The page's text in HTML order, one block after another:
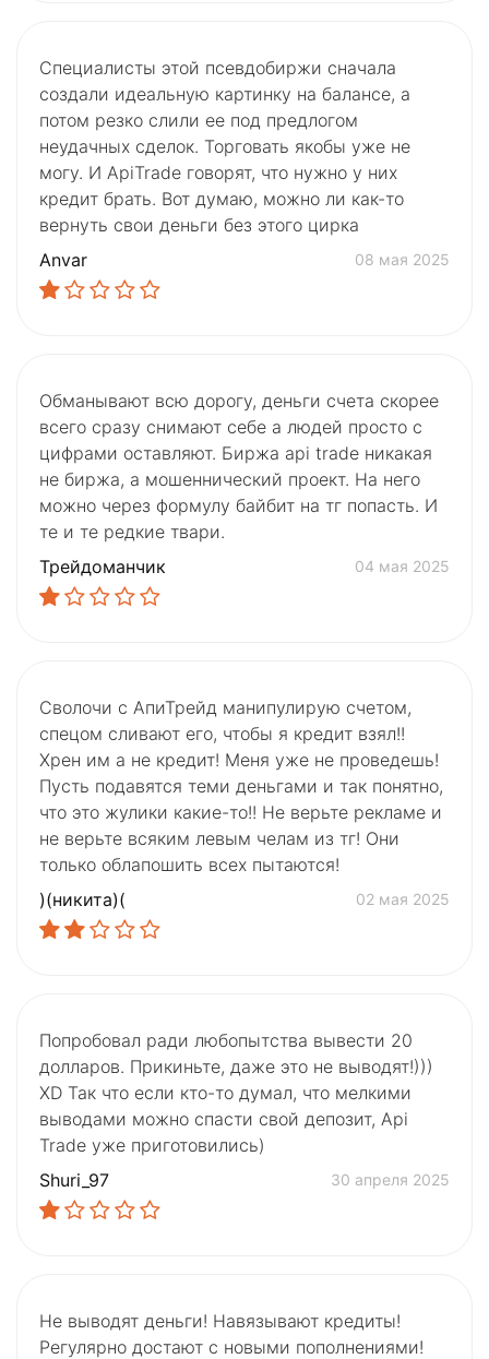
Специалисты этой псевдобиржи сначала
создали идеальную картинку на балансе, а
потом резко слили ее под предлогом
неудачных сделок. Торговать якобы уже не
могу. И ApiTrade говорят, что нужно у них
кредит брать. Вот думаю, можно ли как-то
вернуть свои деньги без этого цирка
Anvar
08 мая 2025
Обманывают всю дорогу, деньги счета скорее
всего сразу снимают себе а людей просто с
цифрами оставляют. Биржа api trade никакая
не биржа, а мошеннический проект. На него
можно через формулу байбит на тг попасть. И
те и те редкие твари.
Трейдоманчик
04 мая 2025
Сволочи с АпиТрейд манипулирую счетом,
спецом сливают его, чтобы я кредит взял!!
Хрен им а не кредит! Меня уже не проведешь!
Пусть подавятся теми деньгами и так понятно,
что это жулики какие-то!! Не верьте рекламе и
не верьте всяким левым челам из тг! Они
только облапошить всех пытаются!
)(никита)(
02 мая 2025
Попробовал ради любопытства вывести 20
долларов. Прикиньте, даже это не выводят!)))
XD Так что если кто-то думал, что мелкими
выводами можно спасти свой депозит, Api
Trade уже приготовились)
Shuri_97
30 апреля 2025
Не выводят деньги! Навязывают кредиты!
Регулярно достают с новыми пополнениями!